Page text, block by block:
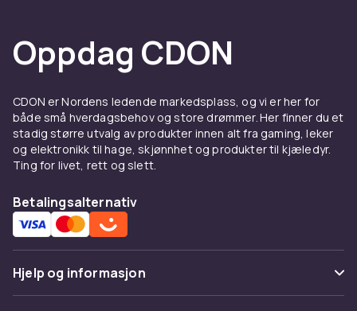
Oppdag CDON
CDON er Nordens ledende markedsplass, og vi er her for
både små hverdagsbehov og store drømmer. Her finner du et
stadig større utvalg av produkter innen alt fra gaming, leker
og elektronikk til hage, skjønnhet og produkter til kjæledyr.
Ting for livet, rett og slett.
Betalingsalternativ
Hjelp og informasjon